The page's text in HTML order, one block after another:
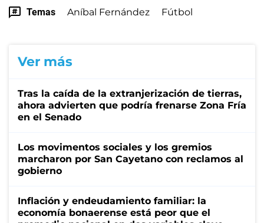
Temas Aníbal Fernández Fútbol
Ver más
Tras la caída de la extranjerización de tierras,
ahora advierten que podría frenarse Zona Fría
en el Senado
Los movimentos sociales y los gremios
marcharon por San Cayetano con reclamos al
gobierno
Inflación y endeudamiento familiar: la
economía bonaerense está peor que el